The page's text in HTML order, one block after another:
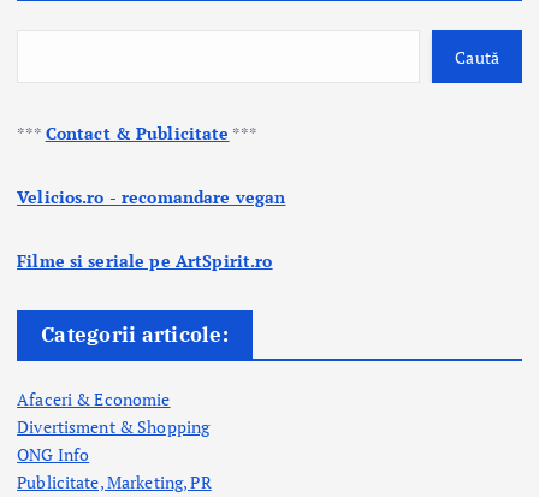
Caută
*** Contact & Publicitate ***
Velicios.ro - recomandare vegan
Filme si seriale pe ArtSpirit.ro
Categorii articole:
Afaceri & Economie
Divertisment & Shopping
ONG Info
Publicitate, Marketing, PR